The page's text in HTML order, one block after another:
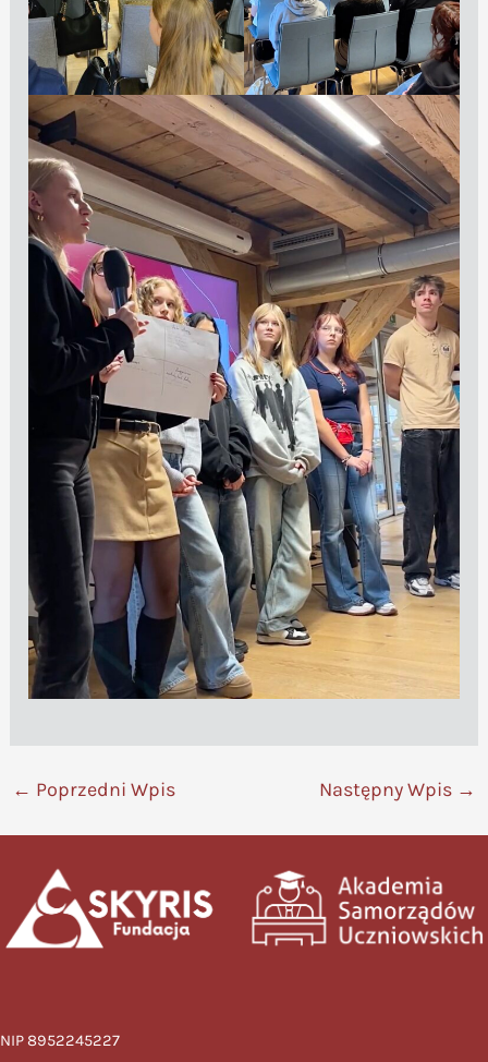
← Poprzedni Wpis Następny Wpis →
NIP 8952245227